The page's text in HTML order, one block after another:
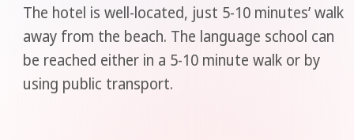
The hotel is well-located, just 5-10 minutes’ walk
away from the beach. The language school can
be reached either in a 5-10 minute walk or by
using public transport.